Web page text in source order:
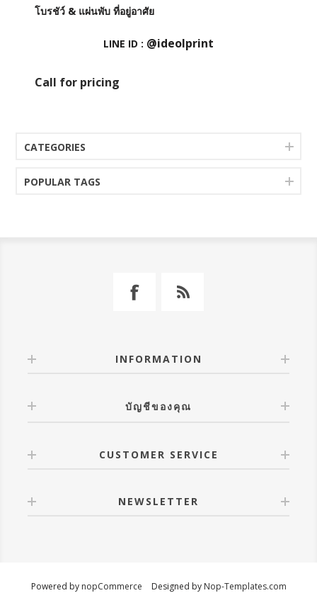
โบรชัว์ & แผ่นพับ ที่อยู่อาศัย
LINE ID : @ideolprint
Call for pricing
CATEGORIES
POPULAR TAGS
INFORMATION
บัญชีของคุณ
CUSTOMER SERVICE
NEWSLETTER
Powered by nopCommerce Designed by Nop-Templates.com